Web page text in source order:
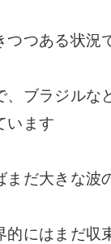
つつある状況
、ブラジルな
います
まだ大きな波
的にはまだ収